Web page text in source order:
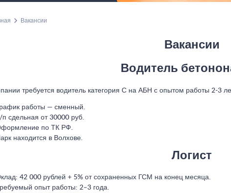
Вакансии
Вакансии
Водитель
требуется водитель категория С на АБН с опытом работы 2-3
работы — сменный.
п сдельная от 30000 руб.
по ТК РФ.
находится в Волхове.
Логист
42 000 рублей + 5% от сохраненных ГСМ на конец месяца.
опыт работы: 2–3 года.